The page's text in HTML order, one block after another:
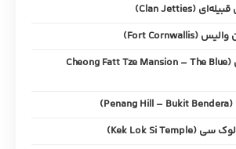
7. عمارت آبی (Cheong Fatt Tze Mansion – The Blue